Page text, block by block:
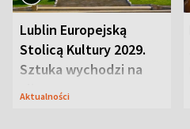
Lublin Europejską
Stolicą Kultury 2029.
Sztuka wychodzi na
ulice
Aktualności